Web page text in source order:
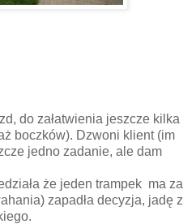
do załatwienia jeszcze kilka
boczków). Dzwoni klient (im
jedno zadanie, ale dam
że jeden trampek ma za
zapadła decyzja, jadę z